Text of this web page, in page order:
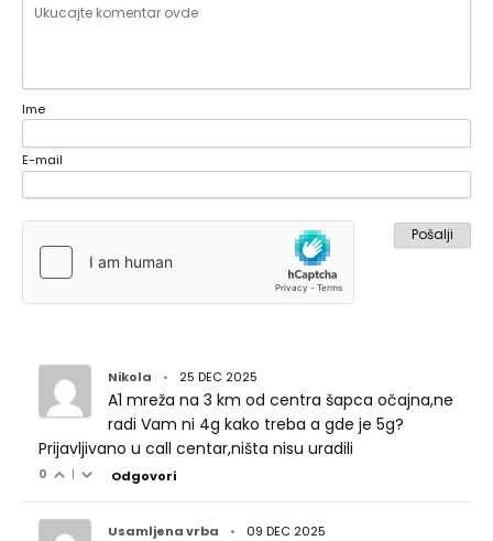
Ime
E-mail
Nikola • 25 DEC 2025
A1 mreža na 3 km od centra šapca očajna,ne
radi Vam ni 4g kako treba a gde je 5g?
Prijavljivano u call centar,ništa nisu uradili
0 | Odgovori
Usamljena vrba • 09 DEC 2025